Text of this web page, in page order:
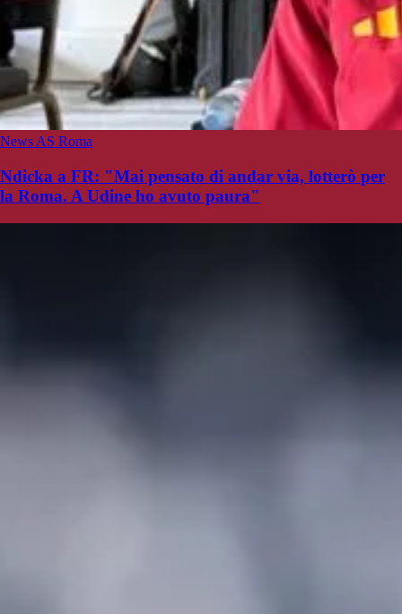
News AS Roma
Ndicka a FR: "Mai pensato di andar via, lotterò per
la Roma. A Udine ho avuto paura"